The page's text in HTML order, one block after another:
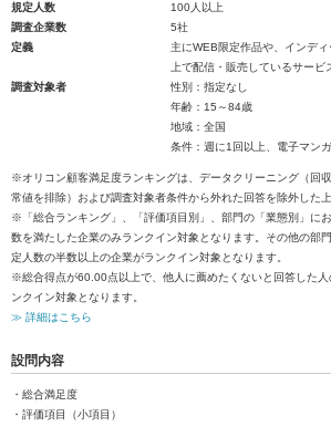
規定人数
100人以上
調査企業数
5社
定義
主にWEB限定作品や、インデ
上で配信・販売しているサービ
調査対象者
性別：指定なし
年齢：15～84歳
地域：全国
条件：週に1回以上、電子マン
※オリコン顧客満足度ランキングは、データクリーニング（回
常値を排除）および調査対象者条件から外れた回答を除外した
※「総合ランキング」、「評価項目別」、部門の「業態別」に
数を満たした企業のみランクイン対象となります。その他の部
定人数の半数以上の企業がランクイン対象となります。
※総合得点が60.00点以上で、他人に薦めたくないと回答した
ンクイン対象となります。
≫ 詳細はこちら
設問内容
・総合満足度
・評価項目（小項目）